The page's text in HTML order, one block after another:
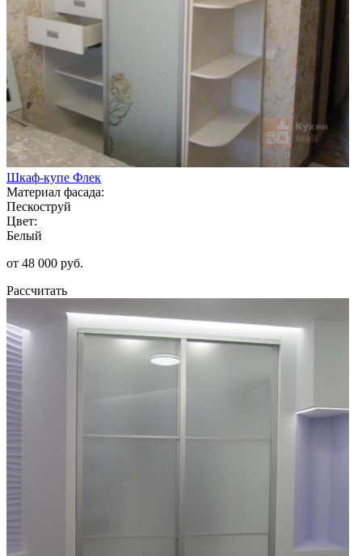
Шкаф-купе Флек
Материал фасада:
Пескоструй
Цвет:
Белый
от 48 000 руб.
Рассчитать